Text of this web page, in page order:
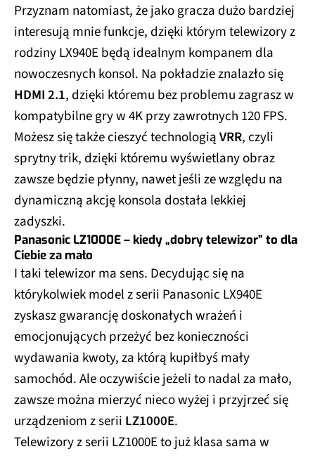
Przyznam natomiast, że jako gracza dużo bardziej
interesują mnie funkcje, dzięki którym telewizory z
rodziny LX940E będą idealnym kompanem dla
nowoczesnych konsol. Na pokładzie znalazło się
HDMI 2.1, dzięki któremu bez problemu zagrasz w
kompatybilne gry w 4K przy zawrotnych 120 FPS.
Możesz się także cieszyć technologiąVRR, czyli
sprytny trik, dzięki któremu wyświetlany obraz
zawsze będzie płynny, nawet jeśli ze względu na
dynamiczną akcję konsola dostała lekkiej
zadyszki.
Panasonic LZ1000E – kiedy „dobry telewizor” to dla
Ciebie za mało
I taki telewizor ma sens. Decydując się na
którykolwiek model z serii Panasonic LX940E
zyskasz gwarancję doskonałych wrażeń i
emocjonujących przeżyć bez konieczności
wydawania kwoty, za którą kupiłbyś mały
samochód. Ale oczywiście jeżeli to nadal za mało,
zawsze można mierzyć nieco wyżej i przyjrzeć się
urządzeniom z serii LZ1000E.
Telewizory z serii LZ1000E to już klasa sama w